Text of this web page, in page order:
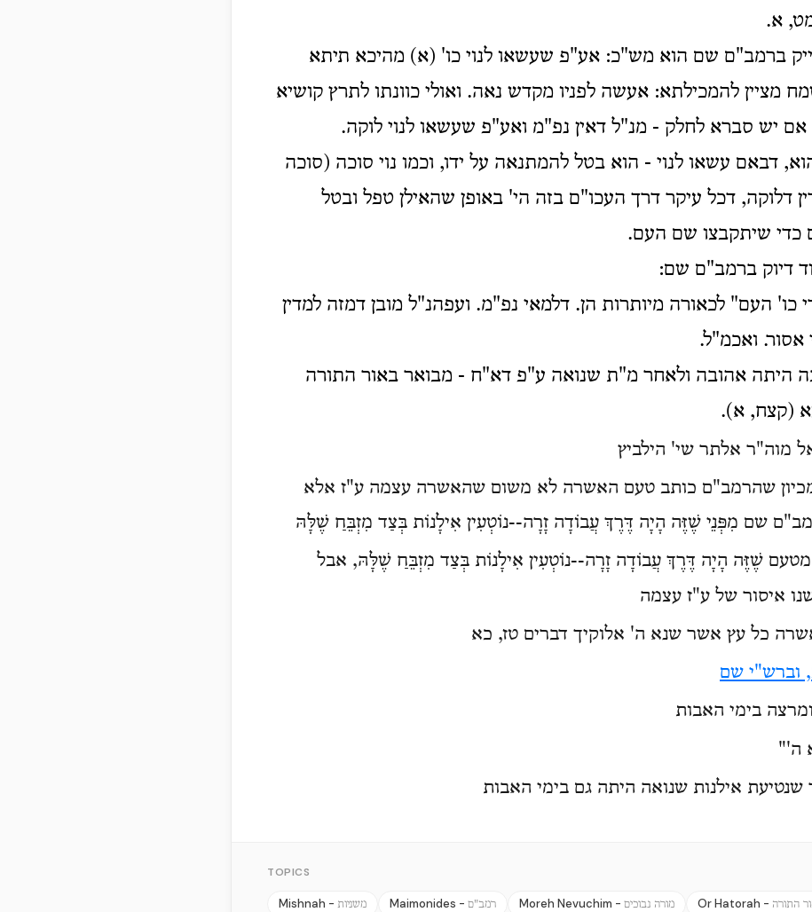
א.
ברמב"ם שם הוא מש"כ: אע"פ שעשאו לנוי כו' (א) מהיכא תיתא
מציין להמכילתא: אעשה לפניו מקדש נאה. ואולי כוונתו לתרץ קושיא
אם יש סברא לחלק - מנ"ל דאין נפ"מ ואע"פ שעשאו לנוי לוקה.
דבאם עשאו לנוי - הוא בטל להמתנאה על ידו, וכמו נוי סוכה (סוכה
דלוקה, דכל עיקר דרך העכו"ם בזה הי' באופן שהאילן טפל ובטל
כדי שיתקבצו שם העם.
דיוק ברמב"ם שם:
כו' העם" לכאורה מיותרות הן. דלמאי נפ"מ. ועפהנ"ל מובן דמזה למדין
אסור. ואכמ"ל.
היתה אהובה ולאחר מ"ת שנואה ע"פ דא"ח - מבואר באור התורה
(קצח, א).
מוה"ר אלתר שי' הילביץ
מכיון שהרמב"ם כותב טעם האשרה לא משום שהאשרה עצמה ע"ז אלא
שם מִפְּנֵי שֶׁזֶּה הָיָה דֶּרֶךְ עֲבוֹדָה זָרָה--נוֹטְעִין אִילָנוֹת בְּצַד מִזְבֵּחַ שֶׁלָּהּ
שֶׁזֶּה הָיָה דֶּרֶךְ עֲבוֹדָה זָרָה--נוֹטְעִין אִילָנוֹת בְּצַד מִזְבֵּחַ שֶׁלָּהּ, אבל
איסור של ע"ז עצמה
כל עץ אשר שנא ה' אלוקיך דברים טז, כא
וברש"י שם
בימי האבות
ה'"
אילנות שנואה היתה גם בימי האבות
TOPICS
Mishnah - משניות Maimonides - רמב"ם Moreh Nevuchim - מורה נבוכים Or Hatorah - התורה